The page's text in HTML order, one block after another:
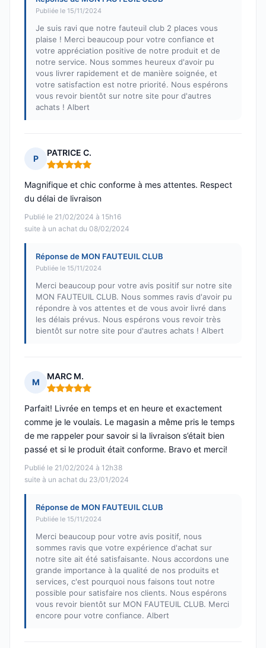
Publiée le 15/11/2024
Je suis ravi que notre fauteuil club 2 places vous
plaise ! Merci beaucoup pour votre confiance et
votre appréciation positive de notre produit et de
notre service. Nous sommes heureux d'avoir pu
vous livrer rapidement et de manière soignée, et
votre satisfaction est notre priorité. Nous espérons
vous revoir bientôt sur notre site pour d'autres
achats ! Albert
P
PATRICE C.
Note : 5 sur 5
Publié le 21/02/2024 à 15h16
suite à un achat du 08/02/2024
Magnifique et chic conforme à mes attentes. Respect
du délai de livraison
Réponse de MON FAUTEUIL CLUB
Publiée le 15/11/2024
Merci beaucoup pour votre avis positif sur notre site
MON FAUTEUIL CLUB. Nous sommes ravis d'avoir pu
répondre à vos attentes et de vous avoir livré dans
les délais prévus. Nous espérons vous revoir très
bientôt sur notre site pour d'autres achats ! Albert
M
MARC M.
Note : 5 sur 5
Publié le 21/02/2024 à 12h38
suite à un achat du 23/01/2024
Parfait! Livrée en temps et en heure et exactement
comme je le voulais. Le magasin a même pris le temps
de me rappeler pour savoir si la livraison s’était bien
passé et si le produit était conforme. Bravo et merci!
Réponse de MON FAUTEUIL CLUB
Publiée le 15/11/2024
Merci beaucoup pour votre avis positif, nous
sommes ravis que votre expérience d'achat sur
notre site ait été satisfaisante. Nous accordons une
grande importance à la qualité de nos produits et
services, c'est pourquoi nous faisons tout notre
possible pour satisfaire nos clients. Nous espérons
vous revoir bientôt sur MON FAUTEUIL CLUB. Merci
encore pour votre confiance. Albert